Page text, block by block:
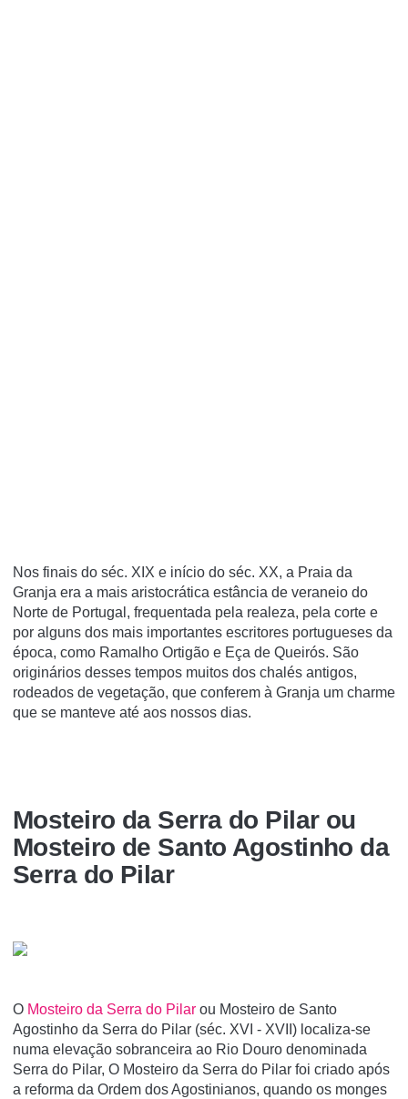
Nos finais do séc. XIX e início do séc. XX, a Praia da
Granja era a mais aristocrática estância de veraneio do
Norte de Portugal, frequentada pela realeza, pela corte e
por alguns dos mais importantes escritores portugueses da
época, como Ramalho Ortigão e Eça de Queirós. São
originários desses tempos muitos dos chalés antigos,
rodeados de vegetação, que conferem à Granja um charme
que se manteve até aos nossos dias.
Mosteiro da Serra do Pilar ou
Mosteiro de Santo Agostinho da
Serra do Pilar
O Mosteiro da Serra do Pilar ou Mosteiro de Santo
Agostinho da Serra do Pilar (séc. XVI - XVII) localiza-se
numa elevação sobranceira ao Rio Douro denominada
Serra do Pilar, O Mosteiro da Serra do Pilar foi criado após
a reforma da Ordem dos Agostinianos, quando os monges